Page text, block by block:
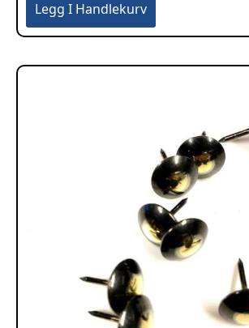
Legg I Handlekurv